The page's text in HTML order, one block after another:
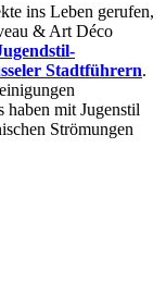
ins Leben gerufen,
& Art Déco
Stadtführern.
haben mit Jugenstil
Strömungen